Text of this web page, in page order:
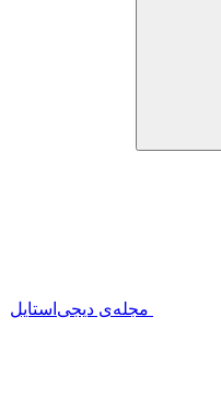
مجله‌ی دیجی‌استایل